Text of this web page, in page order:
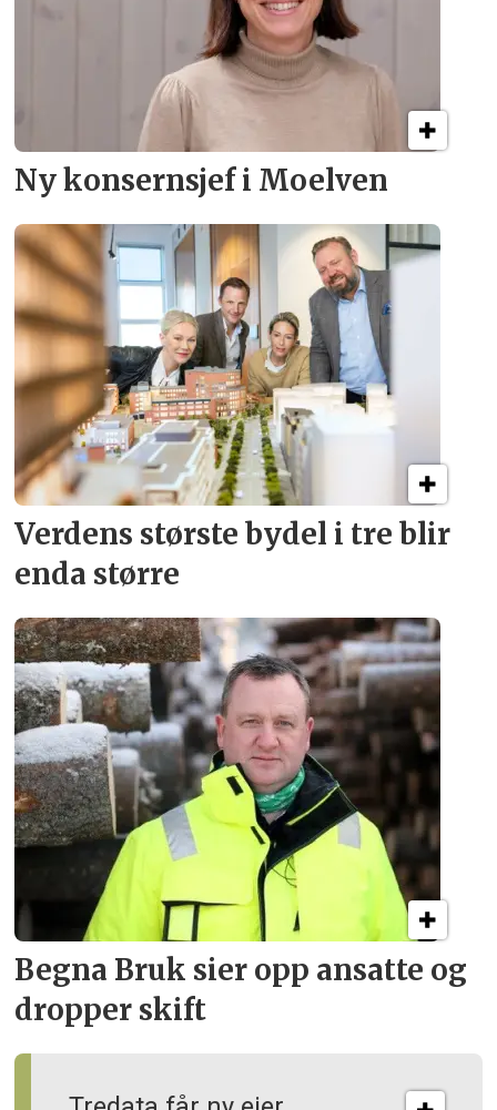
Ny konsern­sjef i Moelven
Verdens største bydel i tre blir
enda større
Begna Bruk sier opp ansatte og
dropper skift